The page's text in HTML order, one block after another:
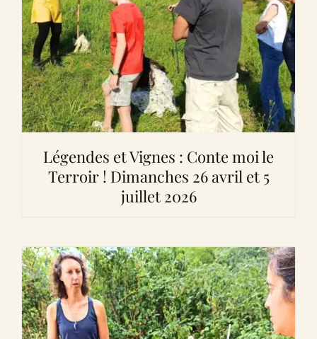
Légendes et Vignes : Conte moi le
Terroir ! Dimanches 26 avril et 5
juillet 2026